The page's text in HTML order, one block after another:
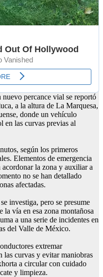
percance vial se reportó
a la altura de La Marquesa,
donde un vehículo
en las curvas previas al
según los primeros
Elementos de emergencia
la zona y auxiliar a
no se han detallado
afectadas.
investiga, pero se presume
la vía en esa zona montañosa
a una serie de incidentes en
del Valle de México.
extremar
las curvas y evitar maniobras
a circular con cuidado
y limpieza.